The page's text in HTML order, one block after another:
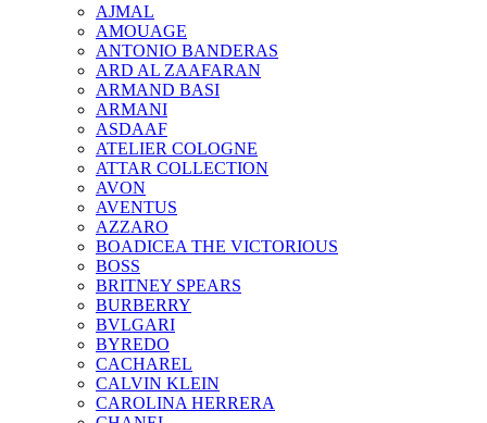
AJMAL
AMOUAGE
ANTONIO BANDERAS
ARD AL ZAAFARAN
ARMAND BASI
ARMANI
ASDAAF
ATELIER COLOGNE
ATTAR COLLECTION
AVON
AVENTUS
AZZARO
BOADICEA THE VICTORIOUS
BOSS
BRITNEY SPEARS
BURBERRY
BVLGARI
BYREDO
CACHAREL
CALVIN KLEIN
CAROLINA HERRERA